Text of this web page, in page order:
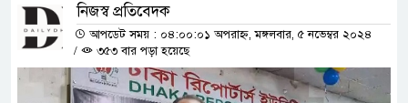
নিজস্ব প্রতিবেদক
আপডেট সময় : ০৪:০০:০১ অপরাহ্ন, মঙ্গলবার, ৫ নভেম্বর ২০২৪
/
৩৫৩ বার পড়া হয়েছে